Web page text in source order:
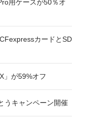
用ケースが50％オ
カードとSD
」が59%オフ
うキャンペーン開催